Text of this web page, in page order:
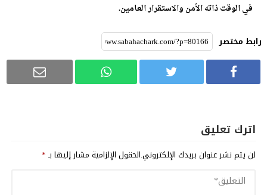
في الوقت ذاته الأمن والاستقرار العامين.
رابط مختصر
اترك تعليق
لن يتم نشر عنوان بريدك الإلكتروني.الحقول الإلزامية مشار إليها بـ*